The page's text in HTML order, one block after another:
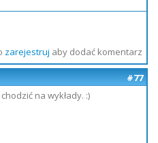
zarejestruj aby dodać komentarz
#77
na wykłady. :)